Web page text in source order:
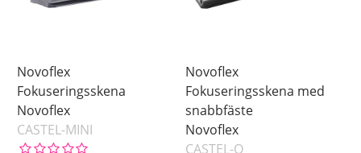
Novoflex
Fokuseringsskena
Novoflex
CASTEL-MINI
Novoflex
Fokuseringsskena med
snabbfäste
Novoflex
CASTEL-Q